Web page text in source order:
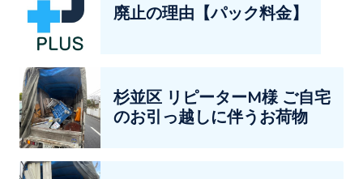
廃止の理由【パック料金】
杉並区 リピーターM様 ご自宅
のお引っ越しに伴うお荷物